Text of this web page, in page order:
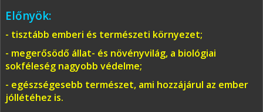
Előnyök:
- tisztább emberi és természeti környezet;
- megerősödő állat- és növényvilág, a biológiai
sokféleség nagyobb védelme;
- egészségesebb természet, ami hozzájárul az ember
jóllétéhez is.